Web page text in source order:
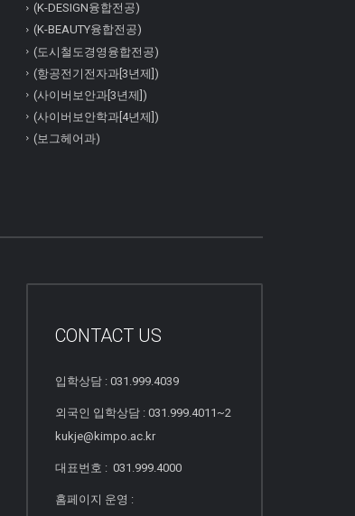
(K-DESIGN융합전공)
(K-BEAUTY융합전공)
(도시철도경영융합전공)
(항공전기전자과[3년제])
(사이버보안과[3년제])
(사이버보안학과[4년제])
(보그헤어과)
CONTACT US
입학상담 : 031.999.4039
외국인 입학상담 : 031.999.4011~2
kukje@kimpo.ac.kr
대표번호 : 031.999.4000
홈페이지 운영 :